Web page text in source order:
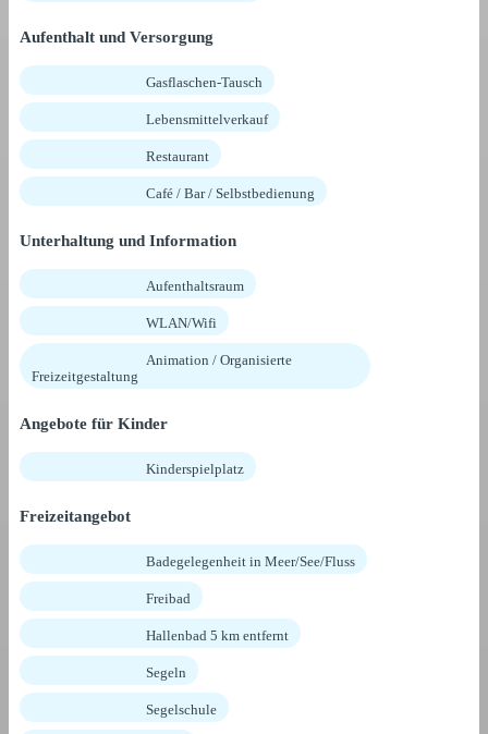
Aufenthalt und Versorgung
Gasflaschen-Tausch
Lebensmittelverkauf
Restaurant
Café / Bar / Selbstbedienung
Unterhaltung und Information
Aufenthaltsraum
WLAN/Wifi
Animation / Organisierte
Freizeitgestaltung
Angebote für Kinder
Kinderspielplatz
Freizeitangebot
Badegelegenheit in Meer/See/Fluss
Freibad
Hallenbad 5 km entfernt
Segeln
Segelschule